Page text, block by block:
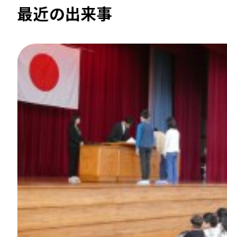
最近の出来事